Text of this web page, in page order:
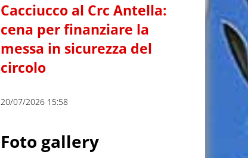
Cacciucco al Crc Antella:
cena per finanziare la
messa in sicurezza del
circolo
20/07/2026 15:58
Foto gallery